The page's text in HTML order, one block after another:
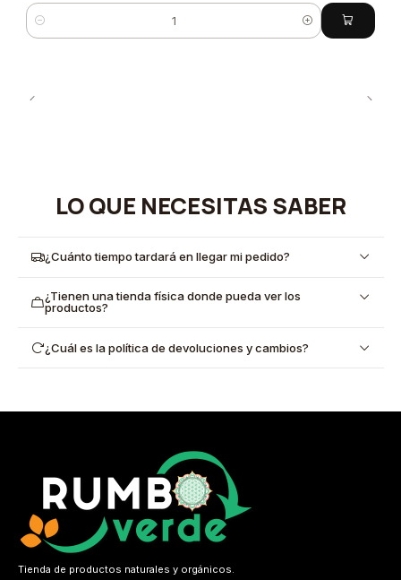
Cantidad
LO QUE NECESITAS SABER
¿Cuánto tiempo tardará en llegar mi pedido?
¿Tienen una tienda física donde pueda ver los
productos?
¿Cuál es la política de devoluciones y cambios?
Tienda de productos naturales y orgánicos.